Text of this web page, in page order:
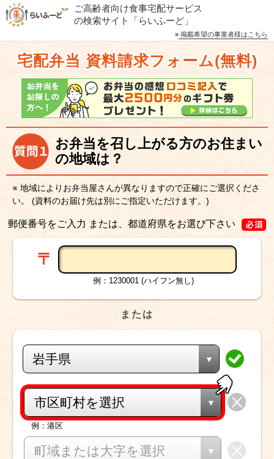
ご高齢者向け食事宅配サービス
の検索サイト「らいふーど」
» 掲載希望の事業者様はこちら
宅配弁当 資料請求フォーム(無料)
お弁当を召し上がる方のお住まい
の地域は？
※ 地域によりお弁当屋さんが異なりますので正確にご選択くださ
い。 (資料のお届け先は別にご指定いただけます。)
郵便番号をご入力 または、都道府県をお選び下さい
〒
例：1230001 (ハイフン無し)
または
岩手県
市区町村を選択
例：港区
町域または大字を選択